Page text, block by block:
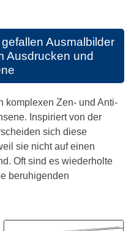
Ausmalbilder
Ausdrucken und
komplexen Zen- und Anti-
Inspiriert von der
sich diese
sie nicht auf einen
Oft sind es wiederholte
beruhigenden